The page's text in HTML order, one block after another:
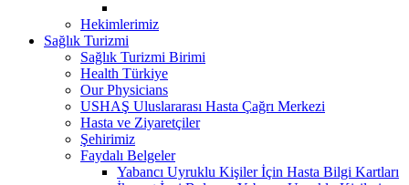
Hekimlerimiz
Sağlık Turizmi
Sağlık Turizmi Birimi
Health Türkiye
Our Physicians
USHAŞ Uluslararası Hasta Çağrı Merkezi
Hasta ve Ziyaretçiler
Şehirimiz
Faydalı Belgeler
Yabancı Uyruklu Kişiler İçin Hasta Bilgi Kartları